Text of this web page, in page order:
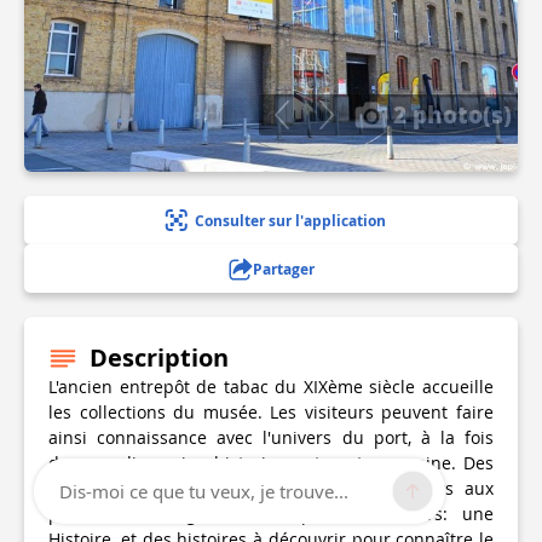
2 photo(s)
Consulter sur l'application
Partager
Description
L'ancien entrepôt de tabac du XIXème siècle accueille
les collections du musée. Les visiteurs peuvent faire
ainsi connaissance avec l'univers du port, à la fois
dans sa dimension historique et contemporaine. Des
corsaires aux pêcheurs à Islande, des dockers aux
pilotes, de la goélette au porte-conteneurs: une
Dis-moi ce que tu veux, je trouve...